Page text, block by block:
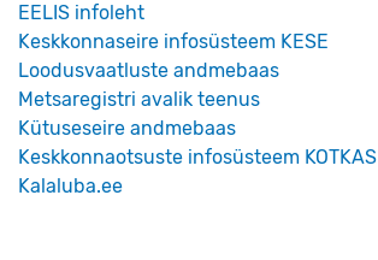
EELIS infoleht
Keskkonnaseire infosüsteem KESE
Loodusvaatluste andmebaas
Metsaregistri avalik teenus
Kütuseseire andmebaas
Keskkonnaotsuste infosüsteem KOTKAS
Kalaluba.ee